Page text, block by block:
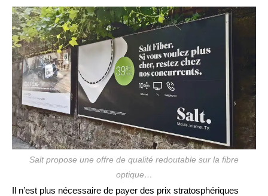
publication :
publication :
Salt propose une offre de qualité redoutable sur la fibre
optique…
Il n’est plus nécessaire de payer des prix stratosphériques